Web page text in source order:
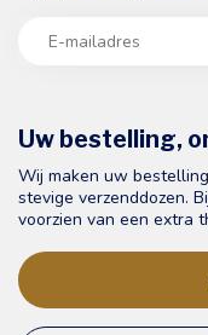
Uw bestelling,
Wij maken uw
stevige verzenddozen.
voorzien van een extra